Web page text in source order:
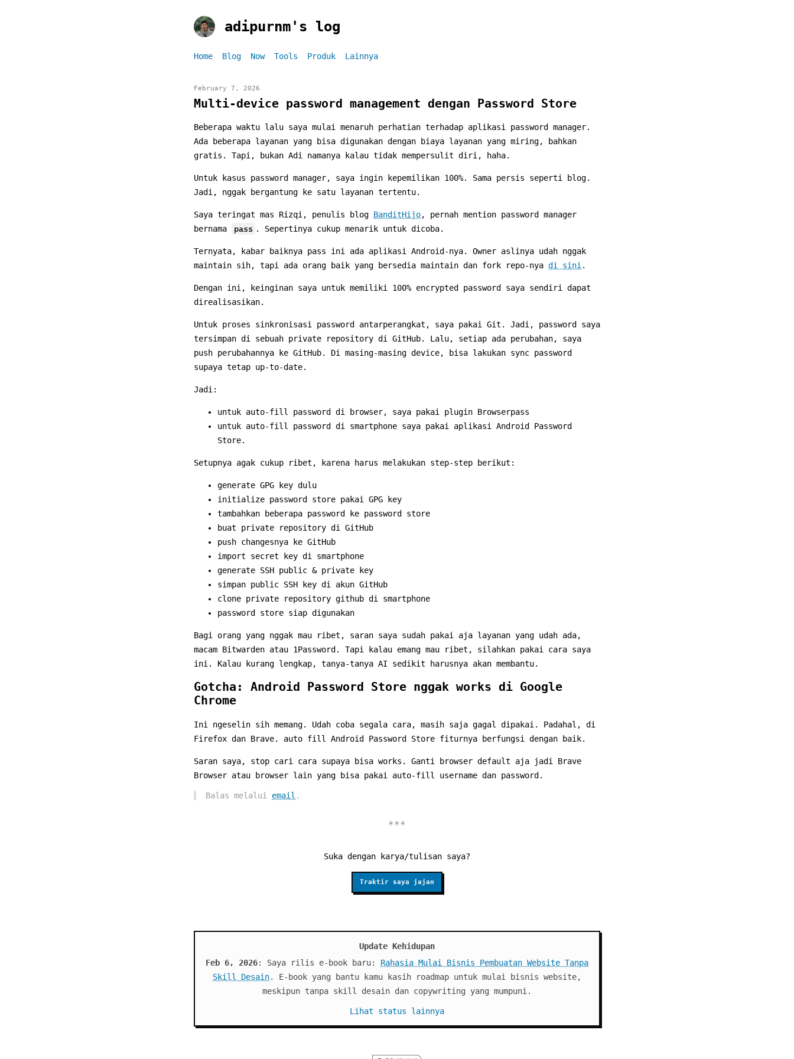
adipurnm's log
Home Blog Now Tools Produk Lainnya
February 7, 2026
Multi-device password management dengan Password Store
Beberapa waktu lalu saya mulai menaruh perhatian terhadap aplikasi password manager.
Ada beberapa layanan yang bisa digunakan dengan biaya layanan yang miring, bahkan
gratis. Tapi, bukan Adi namanya kalau tidak mempersulit diri, haha.
Untuk kasus password manager, saya ingin kepemilikan 100%. Sama persis seperti blog.
Jadi, nggak bergantung ke satu layanan tertentu.
Saya teringat mas Rizqi, penulis blog BanditHijo, pernah mention password manager
bernama
pass . Sepertinya cukup menarik untuk dicoba.
Ternyata, kabar baiknya pass ini ada aplikasi Android-nya. Owner aslinya udah nggak
maintain sih, tapi ada orang baik yang bersedia maintain dan fork repo-nya di sini .
Dengan ini, keinginan saya untuk memiliki 100% encrypted password saya sendiri dapat
direalisasikan.
Untuk proses sinkronisasi password antarperangkat, saya pakai Git. Jadi, password saya
tersimpan di sebuah private repository di GitHub. Lalu, setiap ada perubahan, saya
push perubahannya ke GitHub. Di masing-masing device, bisa lakukan sync password
supaya tetap up-to-date.
Jadi:
untuk auto-fill password di browser, saya pakai plugin Browserpass
untuk auto-fill password di smartphone saya pakai aplikasi Android Password
Store.
Setupnya agak cukup ribet, karena harus melakukan step-step berikut:
generate GPG key dulu
initialize password store pakai GPG key
tambahkan beberapa password ke password store
buat private repository di GitHub
push changesnya ke GitHub
import secret key di smartphone
generate SSH public & private key
simpan public SSH key di akun GitHub
clone private repository github di smartphone
password store siap digunakan
Bagi orang yang nggak mau ribet, saran saya sudah pakai aja layanan yang udah ada,
macam Bitwarden atau 1Password. Tapi kalau emang mau ribet, silahkan pakai cara saya
ini. Kalau kurang lengkap, tanya-tanya AI sedikit harusnya akan membantu.
Gotcha: Android Password Store nggak works di Google
Chrome
Ini ngeselin sih memang. Udah coba segala cara, masih saja gagal dipakai. Padahal, di
Firefox dan Brave. auto fill Android Password Store fiturnya berfungsi dengan baik.
Saran saya, stop cari cara supaya bisa works. Ganti browser default aja jadi Brave
Browser atau browser lain yang bisa pakai auto-fill username dan password.
Balas melalui email .
Suka dengan karya/tulisan saya?
Traktir saya jajan
Update Kehidupan
Feb 6, 2026: Saya rilis e-book baru: Rahasia Mulai Bisnis Pembuatan Website Tanpa
Skill Desain. E-book yang bantu kamu kasih roadmap untuk mulai bisnis website,
meskipun tanpa skill desain dan copywriting yang mumpuni.
Lihat status lainnya